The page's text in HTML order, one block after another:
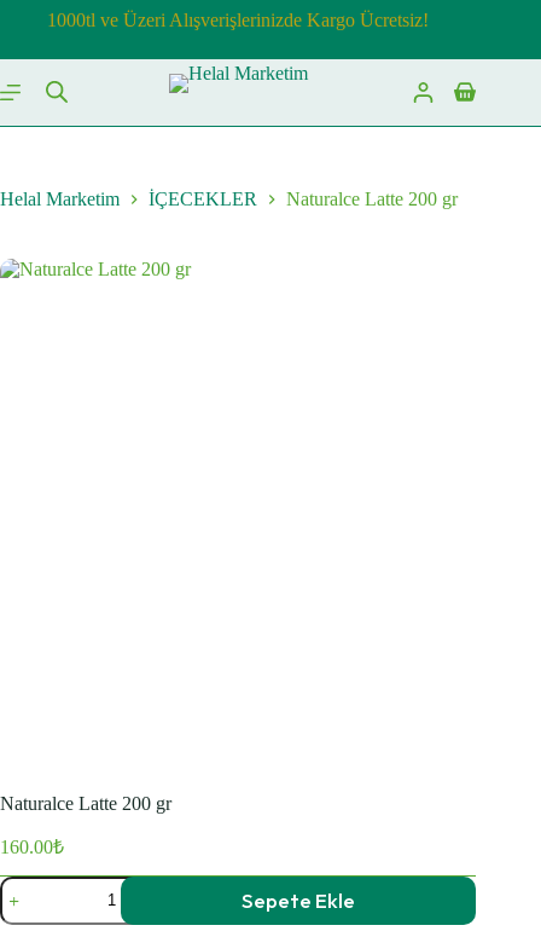
1000tl ve Üzeri Alışverişlerinizde Kargo Ücretsiz!
Shopping
cart
Helal Marketim İÇECEKLER Naturalce Latte 200 gr
Naturalce Latte 200 gr
160.00₺
Naturalce
Latte
200
Sepete Ekle